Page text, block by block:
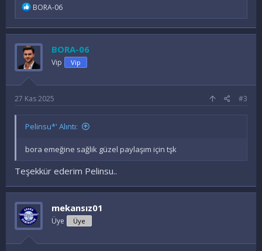
İ
d
e
l
e
r
:
BORA-06
BORA-06
Vip Vip
27 Kas 2025 #3
Pelinsu*' Alıntı:
bora emeğine sağlik güzel paylaşım için tşk
Teşekkür ederim Pelinsu..
mekansız01
Üye Üye